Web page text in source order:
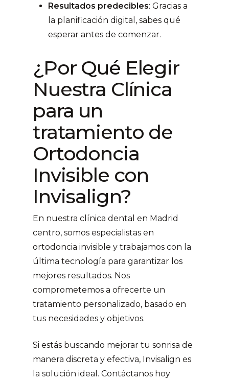
Resultados predecibles: Gracias a
la planificación digital, sabes qué
esperar antes de comenzar.
¿Por Qué Elegir
Nuestra Clínica
para un
tratamiento de
Ortodoncia
Invisible con
Invisalign?
En nuestra clínica dental en Madrid
centro, somos especialistas en
ortodoncia invisible y trabajamos con la
última tecnología para garantizar los
mejores resultados. Nos
comprometemos a ofrecerte un
tratamiento personalizado, basado en
tus necesidades y objetivos.
Si estás buscando mejorar tu sonrisa de
manera discreta y efectiva, Invisalign es
la solución ideal. Contáctanos hoy